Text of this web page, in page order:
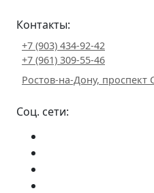
Контакты:
+7 (903) 434-92-42
+7 (961) 309-55-46
Ростов-на-Дону, проспект
Соц. сети: